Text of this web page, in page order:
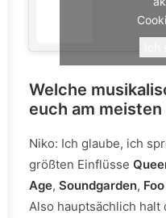
Welche
euch am
Niko: Ich glaube, ich
größten Einflüsse
Age, Soundgarden,
Also hauptsächlich